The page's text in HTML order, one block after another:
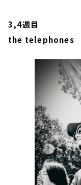
3,4週目
the telephones